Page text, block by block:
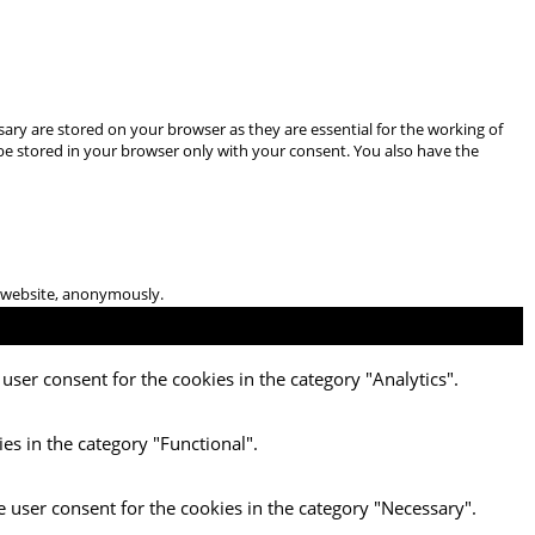
are stored on your browser as they are essential for the working of
stored in your browser only with your consent. You also have the
anonymously.
consent for the cookies in the category "Analytics".
in the category "Functional".
consent for the cookies in the category "Necessary".